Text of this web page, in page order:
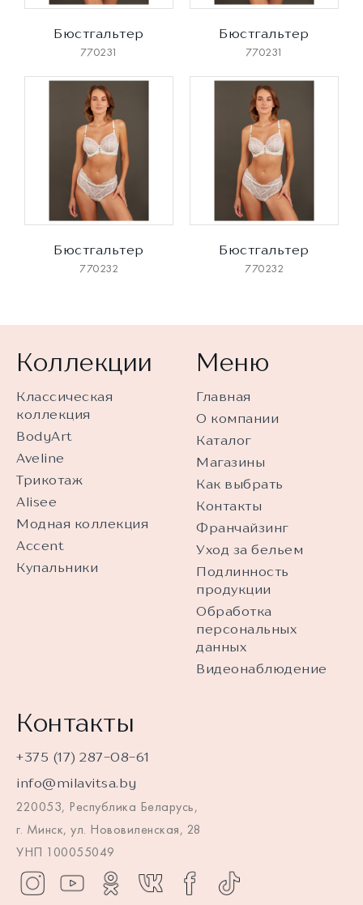
Бюстгальтер
770231
Бюстгальтер
770231
Бюстгальтер
770232
Бюстгальтер
770232
Коллекции
Классическая
коллекция
BodyArt
Aveline
Трикотаж
Alisee
Модная коллекция
Accent
Купальники
Меню
Главная
О компании
Каталог
Магазины
Как выбрать
Контакты
Франчайзинг
Уход за бельем
Подлинность
продукции
Обработка
персональных
данных
Видеонаблюдение
Контакты
+375 (17) 287-08-61
info@milavitsa.by
220053, Республика Беларусь,
г. Минск, ул. Нововиленская, 28
УНП 100055049